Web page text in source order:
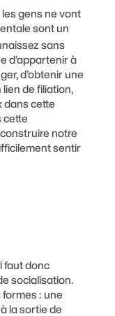
gens ne vont
sont un
sans
d’appartenir à
d’obtenir une
de filiation,
dans cette
cette
notre
sentir
faut donc
socialisation.
: une
la sortie de